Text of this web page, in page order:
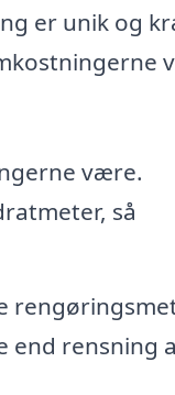
er unik og
være.
så
end rensning